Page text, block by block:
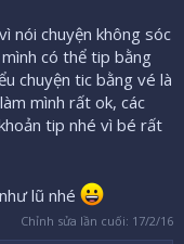
nói chuyện không sóc
có thể tip bằng
chuyện tic bằng vé là
mình rất ok, các
tip nhé vì bé rất
lũ nhé
Chỉnh sửa lần cuối: 17/2/16